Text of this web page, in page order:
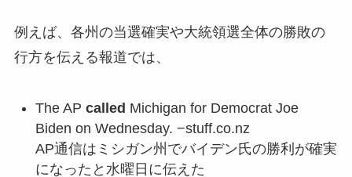
例えば、各州の当選確実や大統領選全体の勝敗の
行方を伝える報道では、
The AP called Michigan for Democrat Joe
Biden on Wednesday. −stuff.co.nz
AP通信はミシガン州でバイデン氏の勝利が確実
になったと水曜日に伝えた